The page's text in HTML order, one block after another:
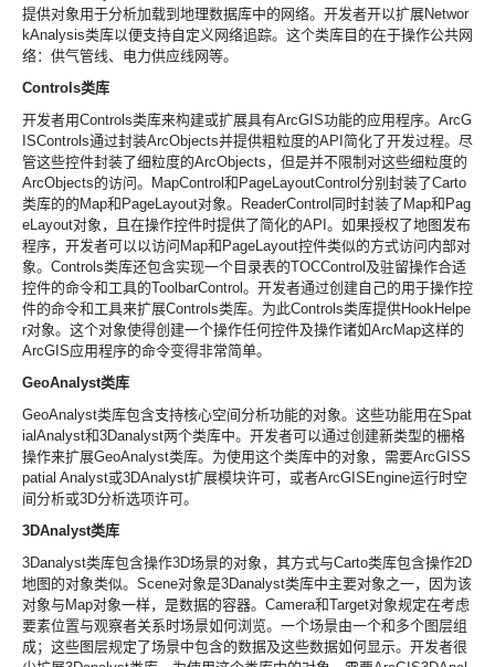
提供对象用于分析加载到地理数据库中的网络。开发者开以扩展Networ
kAnalysis类库以便支持自定义网络追踪。这个类库目的在于操作公共网
络：供气管线、电力供应线网等。
Controls类库
开发者用Controls类库来构建或扩展具有ArcGIS功能的应用程序。 ArcG
ISControls通过封装ArcObjects并提供粗粒度的API简化了开发过程。尽
管这些控件封装了细粒度的ArcObjects，但是并不限制对这些细粒度的
ArcObjects的访问。
MapControl和 PageLayoutControl分别封装了Carto
类库的的 Map和 PageLayout对象。 ReaderControl同时封装了 Map和 Pag
eLayout对象，且在操作控件时提供了简化的API。如果授权了地图发布
程序，开发者可以以访问 Map和 PageLayout控件类似的方式访问内部对
象。 Controls类库还包含实现一个目录表的TOCControl及驻留操作合适
控件的命令和工具的ToolbarControl。开发者通过创建自己的用于操作控
件的命令和工具来扩展Controls类库。为此Controls类库提供HookHelpe
r对象。这个对象使得创建一个操作任何控件及操作诸如ArcMap这样的
ArcGIS应用程序的命令变得非常简单。
GeoAnalyst类库
GeoAnalyst类库包含支持核心空间分析功能的对象。这些功能用在Spat
ialAnalyst和3Danalyst两个类库中。开发者可以通过创建新类型的栅格
操作来扩展GeoAnalyst类库。为使用这个类库中的对象，需要ArcGISS
patial Analyst或3DAnalyst扩展模块许可，或者ArcGISEngine运行时空
间分析或3D分析选项许可。
3DAnalyst类库
3Danalyst类库包含操作3D场景的对象，其方式与Carto类库包含操作2D
地图的对象类似。 Scene对象是3Danalyst类库中主要对象之一，因为该
对象与 Map对象一样，是数据的容器。 Camera和Target对象规定在考虑
要素位置与观察者关系时场景如何浏览。一个场景由一个和多个图层组
成；这些图层规定了场景中包含的数据及这些数据如何显示。开发者很